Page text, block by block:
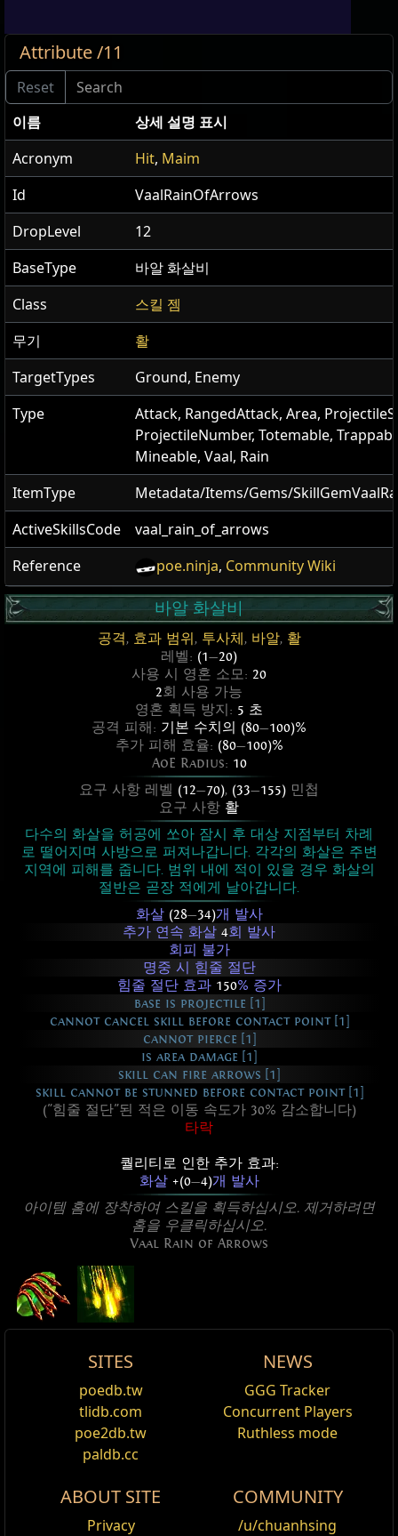
Attribute /11
이름
상세 설명 표시
Acronym
Hit, Maim
Id
VaalRainOfArrows
DropLevel
12
BaseType
바알 화살비
Class
스킬 젬
무기
활
TargetTypes
Ground, Enemy
Type
Attack, RangedAttack, Area,
ProjectileNumber, Totemable,
Mineable, Vaal, Rain
ItemType
Metadata/Items/Gems/
ActiveSkillsCode
vaal_rain_of_arrows
Reference
poe.ninja, Community Wiki
바알 화살비
공격, 효과 범위 , 투사체 , 바알, 활
레벨: (1—20)
사용 시 영혼 소모: 20
2회 사용 가능
영혼 획득 방지: 5 초
공격 피해: 기본 수치의 (80—100)%
추가 피해 효율: (80—100)%
AoE Radius: 10
요구 사항 레벨 (12—70), (33—155) 민첩
요구 사항 활
다수의 화살을 허공에 쏘아 잠시 후 대상 지점부터 차례
로 떨어지며 사방으로 퍼져나갑니다. 각각의 화살은 주변
지역에 피해를 줍니다. 범위 내에 적이 있을 경우 화살의
절반은 곧장 적에게 날아갑니다.
화살 (28—34)개 발사
추가 연속 화살 4회 발사
회피 불가
명중 시 힘줄 절단
힘줄 절단 효과 150% 증가
base is projectile [1]
cannot cancel skill before contact point [1]
cannot pierce [1]
is area damage [1]
skill can fire arrows [1]
skill cannot be stunned before contact point [1]
("힘줄 절단"된 적은 이동 속도가 30% 감소합니다)
타락
퀄리티로 인한 추가 효과:
화살 +(0—4)개 발사
아이템 홈에 장착하여 스킬을 획득하십시오. 제거하려면
홈을 우클릭하십시오.
Vaal Rain of Arrows
ProjectileSpeed, ProjectileNumber, Totemable,
Trappable, Mineable, Vaal, Rain
화염 피해 추가 보조
적을 명중하는 모든 스킬에 적용됩니다.
화살비 스킨,에메랄드
화살비에 초록색 귀신 스킨을 적용합니다.
화살비 스킨,천공
공격 피해:
기본 수치의 65%
추가 피해 효율:65%
다수의 화살을 허공에 쏘아 잠시 후 대상 지점부터 차례
로 떨어지며 사방으로 퍼져나갑니다. 각각의 화살은 주변
절반은 곧장 적에게 날아갑니다.
생명력%
Spectre
오라 그린게이트
레인저의 그늘
전투닭 돌부리
Vaal Rain of Arrows
For the non-Vaal counterpart, seeRain of Arrows
Vaal Rain of Arrows is a vaal bow attack that fires
multiple sequential volleys of arrows into the air to
skill are maimed for greatly reduced movement
SITES
poedb.tw
tlidb.com
poe2db.tw
paldb.cc
NEWS
GGG Tracker
Concurrent Players
Ruthless mode
ABOUT SITE
Privacy
COMMUNITY
/u/chuanhsing